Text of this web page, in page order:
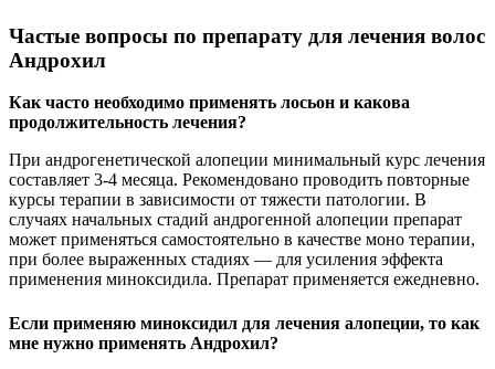
Частые вопросы по препарату для лечения волос
Андрохил
Как часто необходимо применять лосьон и какова
продолжительность лечения?
При андрогенетической алопеции минимальный курс лечения
составляет 3-4 месяца. Рекомендовано проводить повторные
курсы терапии в зависимости от тяжести патологии. В
случаях начальных стадий андрогенной алопеции препарат
может применяться самостоятельно в качестве моно терапии,
при более выраженных стадиях — для усиления эффекта
применения миноксидила. Препарат применяется ежедневно.
Если применяю миноксидил для лечения алопеции, то как
мне нужно применять Андрохил?